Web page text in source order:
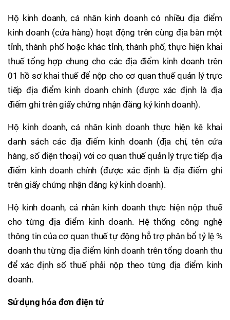
Hộ kinh doanh, cá nhân kinh doanh có nhiều địa điểm
kinh doanh (cửa hàng) hoạt động trên cùng địa bàn một
tỉnh, thành phố hoặc khác tỉnh, thành phố, thực hiện khai
thuế tổng hợp chung cho các địa điểm kinh doanh trên
01 hồ sơ khai thuế để nộp cho cơ quan thuế quản lý trực
tiếp địa điểm kinh doanh chính (được xác định là địa
điểm ghi trên giấy chứng nhận đăng ký kinh doanh).
Hộ kinh doanh, cá nhân kinh doanh thực hiện kê khai
danh sách các địa điểm kinh doanh (địa chỉ, tên cửa
hàng, số điện thoại) với cơ quan thuế quản lý trực tiếp địa
điểm kinh doanh chính (được xác định là địa điểm ghi
trên giấy chứng nhận đăng ký kinh doanh).
Hộ kinh doanh, cá nhân kinh doanh thực hiện nộp thuế
cho từng địa điểm kinh doanh. Hệ thống công nghệ
thông tin của cơ quan thuế tự động hỗ trợ phân bổ tỷ lệ %
doanh thu từng địa điểm kinh doanh trên tổng doanh thu
để xác định số thuế phải nộp theo từng địa điểm kinh
doanh.
Sử dụng hóa đơn điện tử